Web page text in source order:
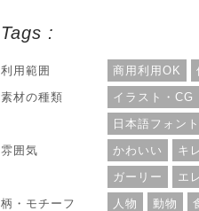
います。利用範囲については、個人・商
利用問わずOKとなっています。
Tags :
利用範囲 商用利用OK
素材の種類
イラスト・CG
日本語フォン
雰囲気
かわいい
キ
ガーリー
エ
柄・モチーフ
人物 動物